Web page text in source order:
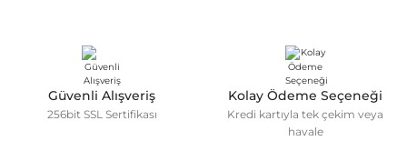
Ürün resmi kalitesiz, bozuk veya görüntülenemiyor.
Ürün açıklamasında eksik bilgiler bulunuyor.
Ürün bilgilerinde hatalar bulunuyor.
Ürün fiyatı diğer sitelerden daha pahalı.
Deneyimini Paylaş
Güvenli Alışveriş
256bit SSL Sertifikası
Kolay Ödeme Seçeneği
Kredi kartıyla tek çekim veya
havale